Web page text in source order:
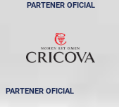
PARTENER OFICIAL
PARTENER OFICIAL